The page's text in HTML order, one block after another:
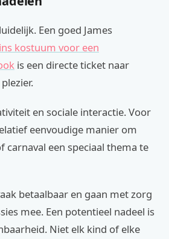
Een goed James
kostuum voor een
is een directe ticket naar
en sociale interactie. Voor
eenvoudige manier om
carnaval een speciaal thema te
betaalbaar en gaan met zorg
mee. Een potentieel nadeel is
Niet elk kind of elke